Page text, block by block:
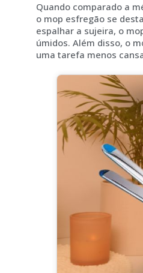
Quando comparado a
o mop esfregão se
espalhar a sujeira, o
úmidos. Além disso, o
uma tarefa menos